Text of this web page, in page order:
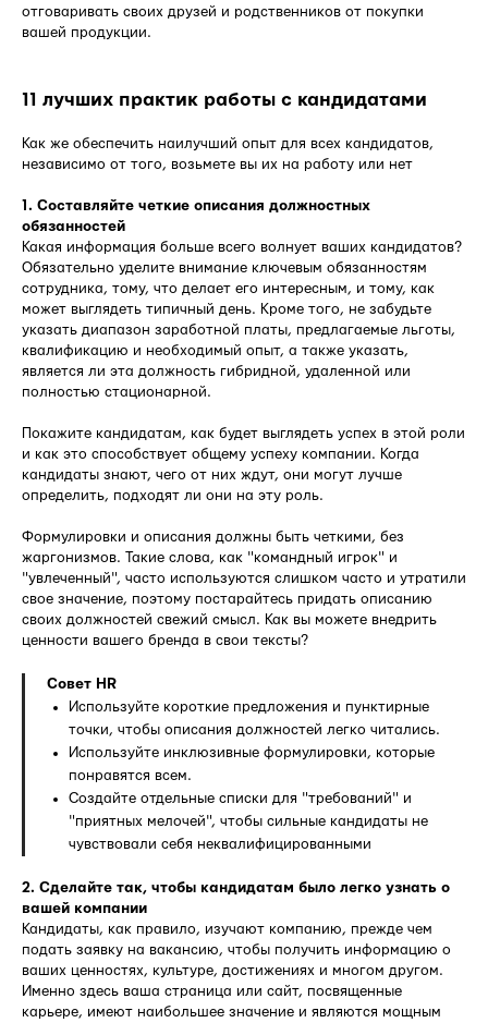
отговаривать своих друзей и родственников от покупки
вашей продукции.
11 лучших практик работы с кандидатами
Как же обеспечить наилучший опыт для всех кандидатов,
независимо от того, возьмете вы их на работу или нет
1. Составляйте четкие описания должностных
обязанностей
Какая информация больше всего волнует ваших кандидатов?
Обязательно уделите внимание ключевым обязанностям
сотрудника, тому, что делает его интересным, и тому, как
может выглядеть типичный день. Кроме того, не забудьте
указать диапазон заработной платы, предлагаемые льготы,
квалификацию и необходимый опыт, а также указать,
является ли эта должность гибридной, удаленной или
полностью стационарной.
Покажите кандидатам, как будет выглядеть успех в этой роли
и как это способствует общему успеху компании. Когда
кандидаты знают, чего от них ждут, они могут лучше
определить, подходят ли они на эту роль.
Формулировки и описания должны быть четкими, без
жаргонизмов. Такие слова, как "командный игрок" и
"увлеченный", часто используются слишком часто и утратили
свое значение, поэтому постарайтесь придать описанию
своих должностей свежий смысл. Как вы можете внедрить
ценности вашего бренда в свои тексты?
Совет HR
Используйте короткие предложения и пунктирные
точки, чтобы описания должностей легко читались.
Используйте инклюзивные формулировки, которые
понравятся всем.
Создайте отдельные списки для "требований" и
"приятных мелочей", чтобы сильные кандидаты не
чувствовали себя неквалифицированными
2. Сделайте так, чтобы кандидатам было легко узнать о
вашей компании
Кандидаты, как правило, изучают компанию, прежде чем
подать заявку на вакансию, чтобы получить информацию о
ваших ценностях, культуре, достижениях и многом другом.
Именно здесь ваша страница или сайт, посвященные
карьере, имеют наибольшее значение и являются мощным